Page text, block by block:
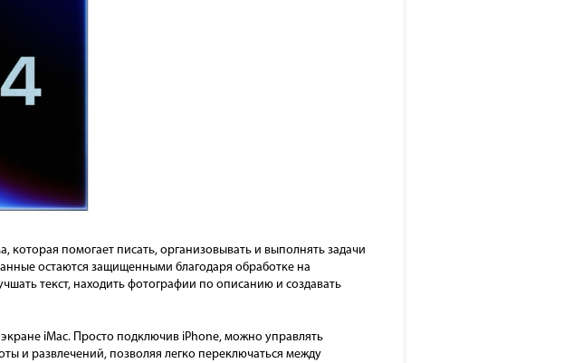
помогает писать, организовывать и выполнять задачи
остаются защищенными благодаря обработке на
текст, находить фотографии по описанию и создавать
iMac. Просто подключив iPhone, можно управлять
и развлечений, позволяя легко переключаться между